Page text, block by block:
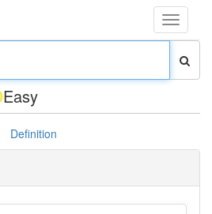
Toggle
Easy
Definition